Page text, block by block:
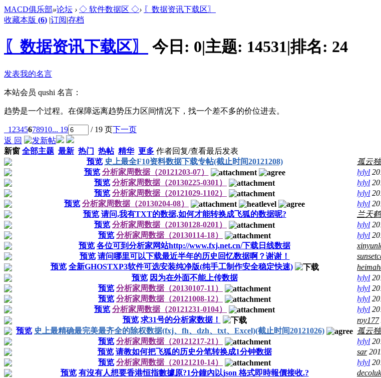
MACD俱乐部»论坛 › ◇ 软件数据区 ◇› 〖数据资讯下载区〗
收藏本版 (6) |订阅|存档
〖数据资讯下载区〗 今日: 0|主题: 14531|排名: 24
发表我的名言
本站会员 qushi 名言：
趋势是一个过程。在保障远离趋势压力区间情况下，找一个差不多的价位进去。
1 2345678910... 19 / 19 页下一页
返 回
新窗 全部主题 最新 热门 热帖 精华 更多 作者回复/查看最后发表
预览 史上最全F10资料数据下载专帖(截止时间20121208) 孤云
预览 分析家周数据（20121203-07） lylyl
预览 分析家周数据（20130225-0301） lylyl
预览 分析家周数据（20121029-1102） lylyl
预览 分析家周数据（20130204-08） lylyl
预览 请问,我有TXT的数据,如何才能转换成飞狐的数据呢? 兰天鹤
预览 分析家周数据（20130128-0201） lylyl
预览 分析家周数据（20130114-18） lylyl
预览 各位可到分析家网站http://www.fxj.net.cn/下载日线数据
预览 请问哪里可以下载最近半年的历史回忆数据啊？谢谢！
预览 全新GHOSTXP3软件可选安装纯净版(纯手工制作安全稳定快速)
预览 因为在外面不能上传数据 lylyl
预览 分析家周数据（20130107-11） lylyl
预览 分析家周数据（20121008-12） lylyl
预览 分析家周数据（20121231-0104） lylyl
预览 求31号的分析家数据！ roy177
预览 史上最精确最完美最齐全的除权数据(fxj、fh、dzh、txt、Excel)(截止时间20121026) 孤云
预览 分析家周数据（20121217-21） lylyl
预览 请教如何把飞狐的历史分笔转换成1分钟数据 sar
预览 分析家周数据（20121210-14） lylyl
预览 有沒有人想要香港恒指數據原?1分鐘內以json 格式即時報價接收.? decoluk